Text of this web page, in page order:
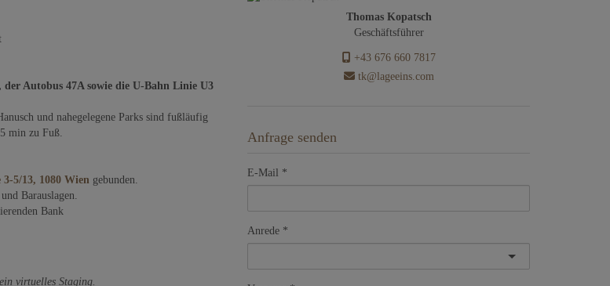
der Autobus 47A sowie die U-Bahn Linie U3
und nahegelegene Parks sind fußläufig
min zu Fuß.
3-5/13, 1080 Wien gebunden.
Barauslagen.
Bank
virtuelles Staging.
Thomas Kopatsch
Geschäftsführer
+43 676 660 7817
tk@lageeins.com
Anfrage senden
E-Mail
Anrede